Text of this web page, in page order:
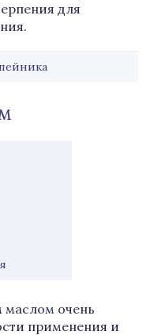
для
маслом очень
применения и